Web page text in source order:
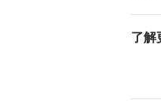
了解